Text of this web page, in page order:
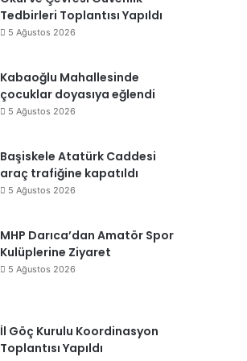
Tedbirleri Toplantısı Yapıldı
5 Ağustos 2026
Kabaoğlu Mahallesinde
çocuklar doyasıya eğlendi
5 Ağustos 2026
Başiskele Atatürk Caddesi
araç trafiğine kapatıldı
5 Ağustos 2026
MHP Darıca’dan Amatör Spor
Kulüplerine Ziyaret
5 Ağustos 2026
İl Göç Kurulu Koordinasyon
Toplantısı Yapıldı